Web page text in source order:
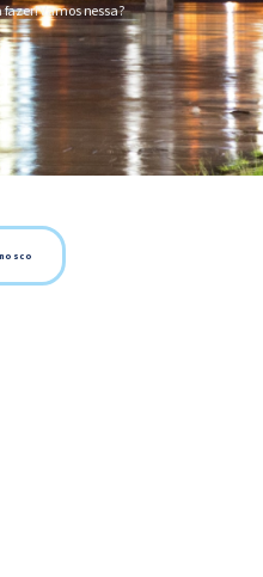
Vamos nessa?